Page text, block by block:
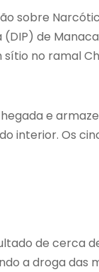
sobre
de
no ramal
e
interior. Os
de cerca
a droga das